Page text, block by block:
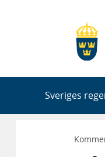
Sveriges